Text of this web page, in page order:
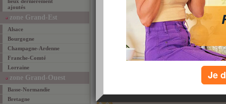
ajoutés
zone Grand-Est
Alsace
Bourgogne
Champagne-Ardenne
Franche-Comté
Lorraine
zone Grand-Ouest
Basse-Normandie
Bretagne
3
2
La Toupine
(Mieux manger)
27 avenue Pasteur, 19100 Brive la
Brive la Gaillarde
Un restaurant au cadre confortable. Un bon
de découvrir la Corrèze et ses spécialités.
repas copieux. Le service est sympathique.Je